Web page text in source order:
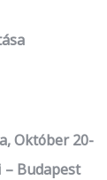
Október 20-
– Budapest